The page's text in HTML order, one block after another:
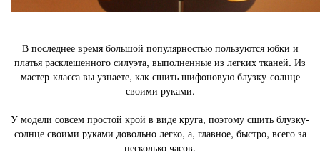
В последнее время большой популярностью пользуются юбки и
платья расклешенного силуэта, выполненные из легких тканей. Из
мастер-класса вы узнаете, как сшить шифоновую блузку-солнце
своими руками.
У модели совсем простой крой в виде круга, поэтому сшить блузку-
солнце своими руками довольно легко, а, главное, быстро, всего за
несколько часов.